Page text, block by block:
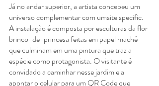
Já no andar superior, a artista concebeu um
universo complementar com umsite specific.
A instalação é composta por esculturas da flor
brinco-de-princesa feitas em papel machê
que culminam em uma pintura que traz a
espécie como protagonista. O visitante é
convidado a caminhar nesse jardim e a
apontar o celular para um QR Code que